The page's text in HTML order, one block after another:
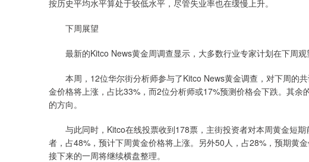
按历史平均水平算处于较低水平，尽管失业率也在缓慢上升。
下周展望
最新的Kitco News黄金周调查显示，大多数行业专家计划在下周观
本周，12位华尔街分析师参与了Kitco News黄金调查，对下周的
金价格将上涨，占比33%，而2位分析师或17%预测价格会下跌。其
的方向。
与此同时，Kitco在线投票收到178票，主街投资者对本周黄金短期
者，占48%，预计下周黄金价格将上涨。另外50人，占28%，预期黄
接下来的一周将继续横盘整理。